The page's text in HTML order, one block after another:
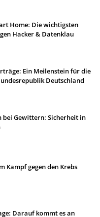
Home: Die wichtigsten
Hacker & Datenklau
Ein Meilenstein für die
Deutschland
bei Gewittern: Sicherheit in
Kampf gegen den Krebs
Darauf kommt es an